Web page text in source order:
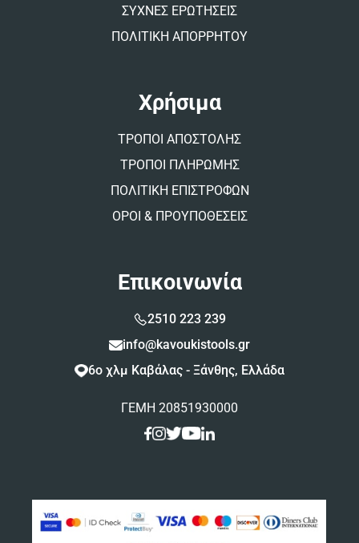
ΣΥΧΝΕΣ ΕΡΩΤΗΣΕΙΣ
ΠΟΛΙΤΙΚΗ ΑΠΟΡΡΗΤΟΥ
Χρήσιμα
ΤΡΟΠΟΙ ΑΠΟΣΤΟΛΗΣ
ΤΡΟΠΟΙ ΠΛΗΡΩΜΗΣ
ΠΟΛΙΤΙΚΗ ΕΠΙΣΤΡΟΦΩΝ
ΟΡΟΙ & ΠΡΟΥΠΟΘΕΣΕΙΣ
Επικοινωνία
2510 223 239
info@kavoukistools.gr
6ο χλμ Καβάλας - Ξάνθης, Ελλάδα
ΓΕΜΗ 20851930000